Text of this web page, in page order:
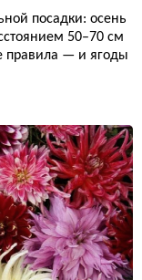
посадки: осень
50–70 см
правила — и ягоды